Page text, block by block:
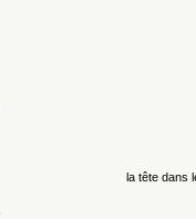
la tête dans